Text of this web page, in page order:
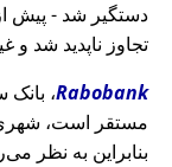
دستگیر شد - پیش
تجاوز ناپدید شد و
Rabobank
مستقر است، شهری
بنابراین به نظر